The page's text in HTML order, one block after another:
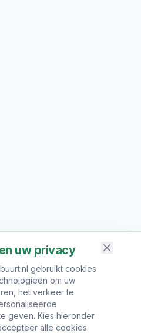
contact op om uw praktijk
uw privacy
gebruikt cookies
om uw
het verkeer te
geven. Kies hieronder
alle cookies